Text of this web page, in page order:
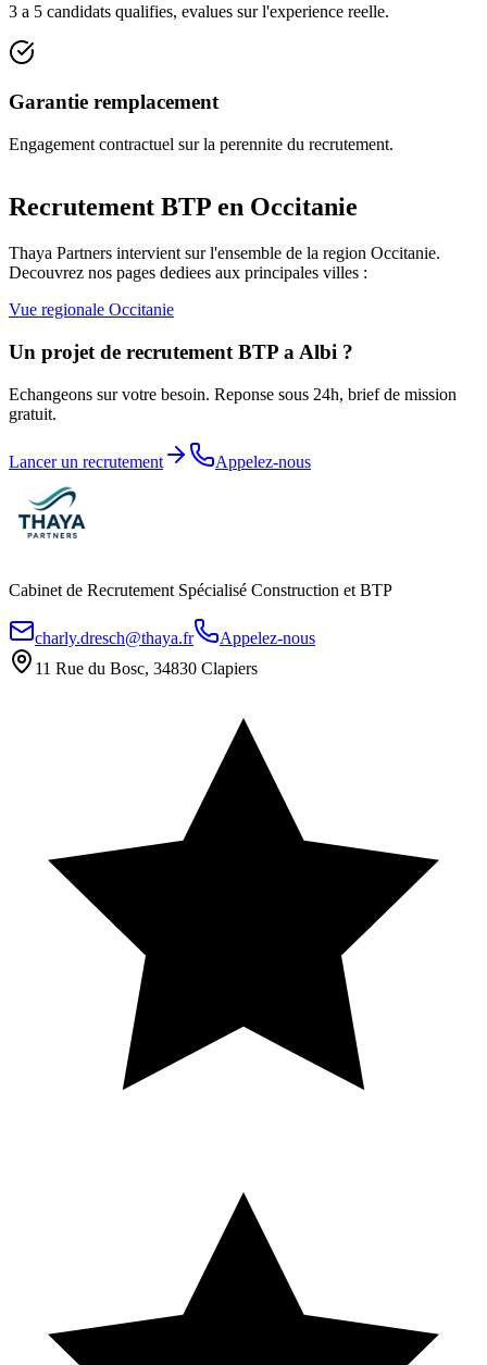
3 a 5 candidats qualifies, evalues sur l'experience reelle.
Garantie remplacement
Engagement contractuel sur la perennite du recrutement.
Recrutement BTP en Occitanie
Thaya Partners intervient sur l'ensemble de la region Occitanie.
Decouvrez nos pages dediees aux principales villes :
Vue regionale Occitanie
Un projet de recrutement BTP a Albi ?
Echangeons sur votre besoin. Reponse sous 24h, brief de mission
gratuit.
Lancer un recrutement Appelez-nous
Cabinet de Recrutement Spécialisé Construction et BTP
charly.dresch@thaya.fr
Appelez-nous
11 Rue du Bosc, 34830 Clapiers